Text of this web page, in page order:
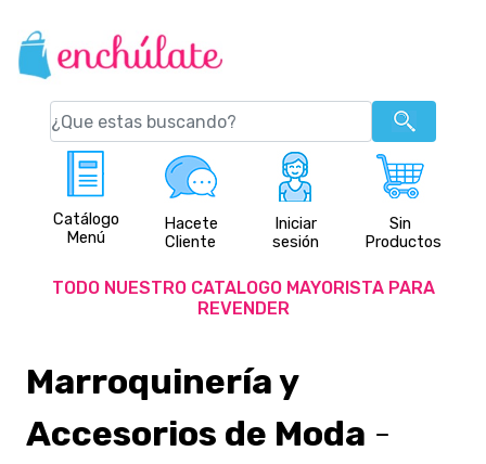
Catálogo
Menú
Hacete
Cliente
Iniciar
sesión
Sin
Productos
TODO NUESTRO CATALOGO MAYORISTA PARA
REVENDER
Marroquinería y
Accesorios de Moda -